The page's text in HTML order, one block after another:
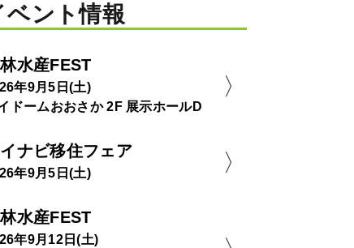
ベント情報
水産FEST
年9月5日(土)
ドームおおさか 2F 展示ホールD
ナビ移住フェア
年9月5日(土)
水産FEST
年9月12日(土)